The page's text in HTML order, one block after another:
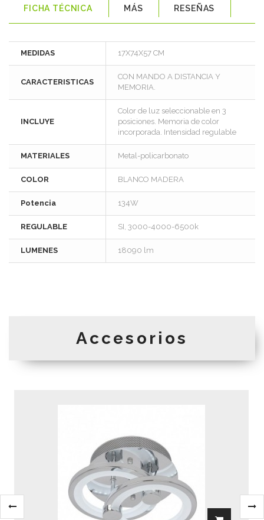
FICHA TÉCNICA MÁS RESEÑAS
MEDIDAS 17X74X57 CM
CARACTERISTICAS
CON MANDO A DISTANCIA Y
MEMORIA.
INCLUYE
Color de luz seleccionable en 3
posiciones. Memoria de color
incorporada. Intensidad regulable
MATERIALES Metal-policarbonato
COLOR BLANCO MADERA
Potencia 134W
REGULABLE SI, 3000-4000-6500k
LUMENES 18090 lm
Accesorios